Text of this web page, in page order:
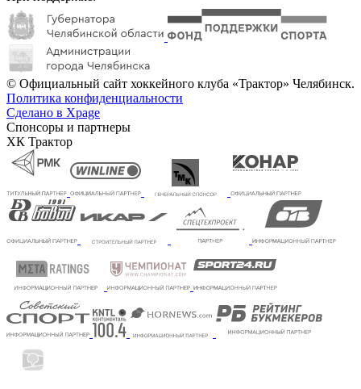
© Официальный сайт хоккейного клуба «Трактор» Челябинск.
Политика конфиденциальности
Сделано в Xpage
Спонсоры и партнеры
ХК Трактор